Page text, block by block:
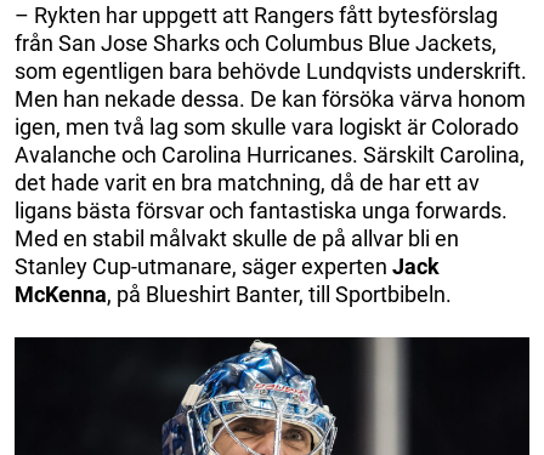
– Rykten har uppgett att Rangers fått bytesförslag
från San Jose Sharks och Columbus Blue Jackets,
som egentligen bara behövde Lundqvists underskrift.
Men han nekade dessa. De kan försöka värva honom
igen, men två lag som skulle vara logiskt är Colorado
Avalanche och Carolina Hurricanes. Särskilt Carolina,
det hade varit en bra matchning, då de har ett av
ligans bästa försvar och fantastiska unga forwards.
Med en stabil målvakt skulle de på allvar bli en
Stanley Cup-utmanare, säger experten Jack
McKenna, på Blueshirt Banter, till Sportbibeln.